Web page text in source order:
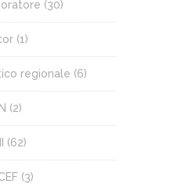
(30)
(1)
regionale (6)
(2)
(62)
(3)